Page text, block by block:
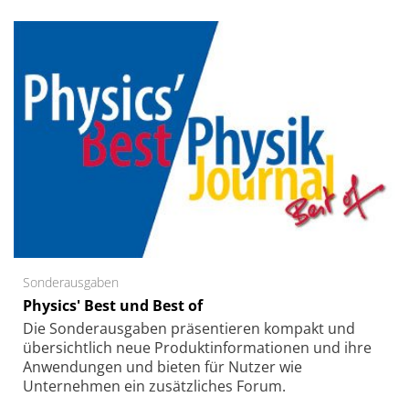
Sonderausgaben
Physics' Best und Best of
Die Sonder­ausgaben präsentieren kompakt und
übersichtlich neue Produkt­informationen und ihre
Anwendungen und bieten für Nutzer wie
Unternehmen ein zusätzliches Forum.